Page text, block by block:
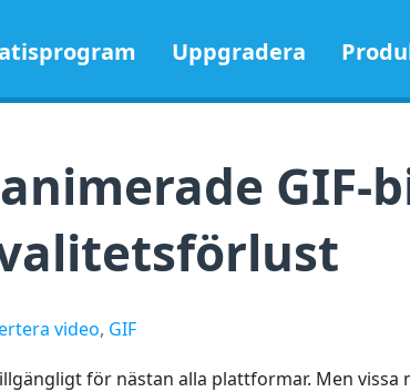
Uppgradera
GIF-
video, GIF
för nästan alla plattformar. Men vissa